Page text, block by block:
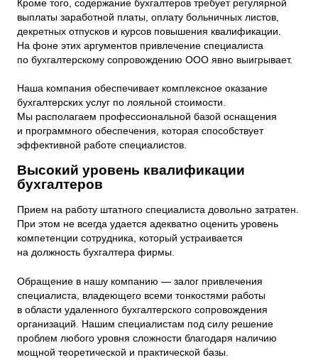
Кроме того, содержание бухгалтеров требует регулярной
выплаты заработной платы, оплату больничных листов,
декретных отпусков и курсов повышения квалификации.
На фоне этих аргументов привлечение специалиста
по бухгалтерскому сопровождению ООО явно выигрывает.
Наша компания обеспечивает комплексное оказание
бухгалтерских услуг по лояльной стоимости.
Мы располагаем профессиональной базой оснащения
и программного обеспечения, которая способствует
эффективной работе специалистов.
Высокий уровень квалификации
бухгалтеров
Прием на работу штатного специалиста довольно затратен.
При этом не всегда удается адекватно оценить уровень
компетенции сотрудника, который устраивается
на должность бухгалтера фирмы.
Обращение в нашу компанию — залог привлечения
специалиста, владеющего всеми тонкостями работы
в области удаленного бухгалтерского сопровождения
организаций. Нашим специалистам под силу решение
проблем любого уровня сложности благодаря наличию
мощной теоретической и практической базы.